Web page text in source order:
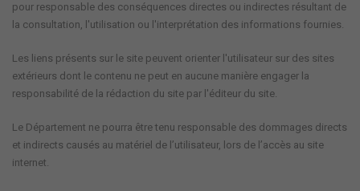
pour responsable des conséquences directes ou indirectes résultant de
la consultation, l'utilisation ou l'interprétation des informations fournies.
Les liens présents sur le site peuvent orienter l'utilisateur sur des sites
extérieurs dont le contenu ne peut en aucune manière engager la
responsabilité de la rédaction du site par l'éditeur du site.
Le Département ne pourra être tenu responsable des dommages directs
et indirects causés au matériel de l’utilisateur, lors de l’accès au site
internet.